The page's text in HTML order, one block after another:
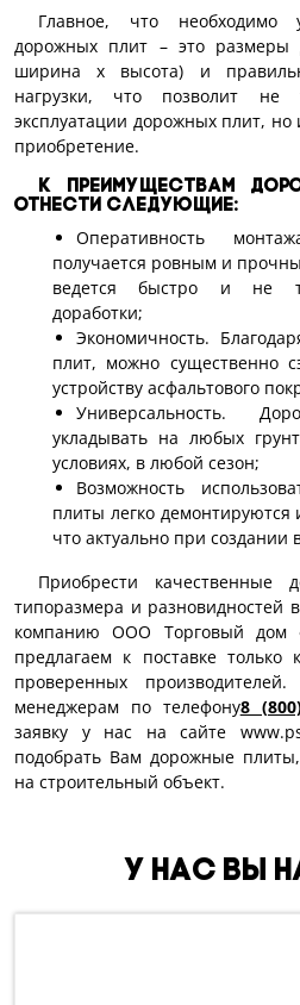
Главное, что необходимо
дорожных плит – это
ширина х высота) и
нагрузки, что позволит не
эксплуатации дорожных плит, но
приобретение.
К преимуществам
отнести следующие:
Оперативность
получается ровным и
ведется быстро и не
доработки;
Экономичность.
плит, можно существенно
устройству асфальтового
Универсальность.
укладывать на любых
условиях, в любой сезон;
Возможность
плиты легко демонтируются
что актуально при создании
Приобрести качественные
типоразмера и разновидностей
компанию ООО Торговый дом
предлагаем к поставке только
проверенных
менеджерам по телефону8
заявку у нас на сайте
подобрать Вам дорожные плиты,
на строительный объект.
У нас вы